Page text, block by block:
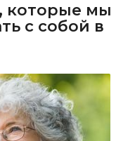
которые мы
с собой в